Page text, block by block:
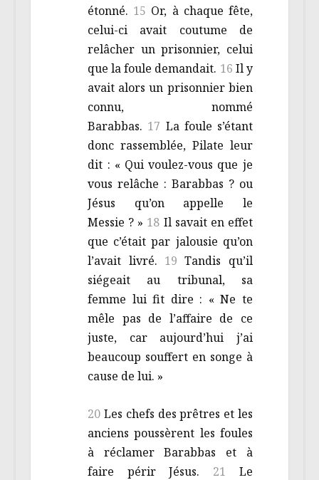
étonné. 15 Or, à chaque fête,
celui-ci avait coutume de
relâcher un prisonnier, celui
que la foule demandait. 16 Il y
avait alors un prisonnier bien
connu, nommé
Barabbas. 17 La foule s’étant
donc rassemblée, Pilate leur
dit : « Qui voulez-vous que je
vous relâche : Barabbas ? ou
Jésus qu’on appelle le
Messie ? » 18 Il savait en effet
que c’était par jalousie qu’on
l’avait livré. 19Tandis qu’il
siégeait au tribunal, sa
femme lui fit dire : « Ne te
mêle pas de l’affaire de ce
juste, car aujourd’hui j’ai
beaucoup souffert en songe à
cause de lui. »
20Les chefs des prêtres et les
anciens poussèrent les foules
à réclamer Barabbas et à
faire périr Jésus. 21 Le